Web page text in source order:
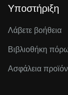
Υποστήριξη
Λάβετε βοήθεια
Βιβλιοθήκη
Ασφάλεια